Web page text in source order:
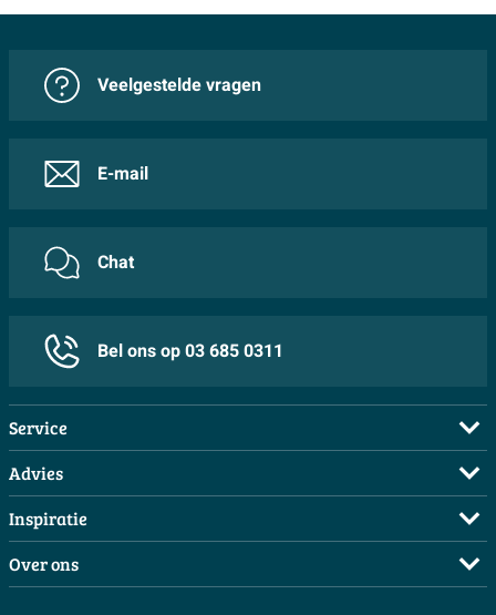
Veelgestelde vragen
E-mail
Chat
Bel ons op 03 685 0311
Service
Veelgestelde vragen
Bestellen
Betalen
Bezorgen / afhalen
Advies
Maak een afspraak
Doe de offerte check
3D tekening maken
Inspiratie
Complete badkamers
Complete toiletruimtes
Over ons